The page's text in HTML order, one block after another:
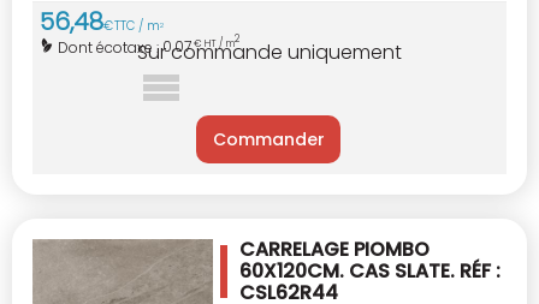
56,48€TTC / m2
Dont écotaxe :0,07€ HT / m2
Sur commande uniquement
Commander
CARRELAGE PIOMBO
60X120CM. CAS SLATE. RÉF :
CSL62R44